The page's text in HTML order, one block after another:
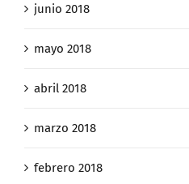
junio 2018
mayo 2018
abril 2018
marzo 2018
febrero 2018